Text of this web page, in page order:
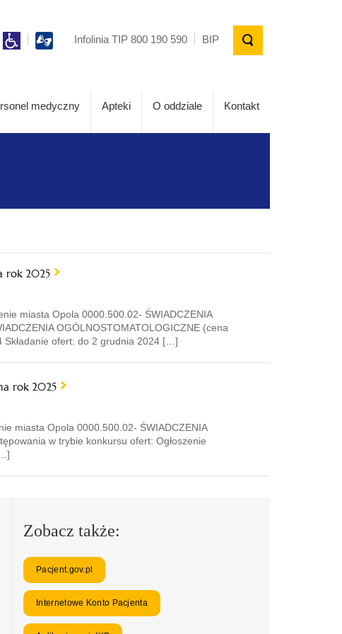
Infolinia TIP 800 190 590 BIP
medyczny Apteki O oddziale Kontakt
rok 2025
miasta Opola 0000.500.02- ŚWIADCZENIA
OGÓLNOSTOMATOLOGICZNE (cena
Składanie ofert: do 2 grudnia 2024 […]
rok 2025
miasta Opola 0000.500.02- ŚWIADCZENIA
w trybie konkursu ofert: Ogłoszenie
Zobacz także:
Pacjent.gov.pl
Internetowe Konto Pacjenta